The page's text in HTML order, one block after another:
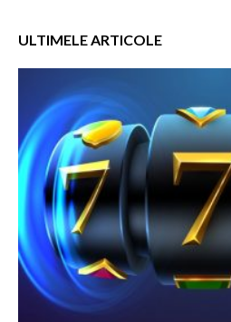
ULTIMELE ARTICOLE